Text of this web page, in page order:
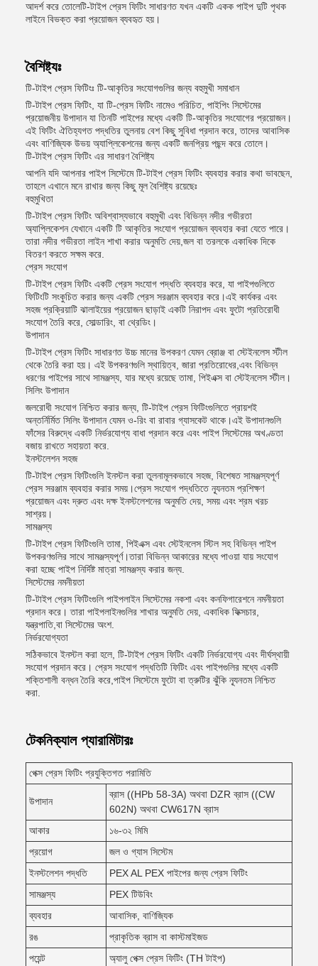
আদর্শ করে তোলেটি-টাইপ প্রেস ফিটিং সাধারণত যখন একটি একক পাইপ দুটি পৃথক
লাইনে বিভক্ত করা প্রয়োজন ব্যবহৃত হয়।
বৈশিষ্ট্যঃ
টি-টাইপ প্রেস ফিটিংঃ টি-আকৃতির সংযোগগুলির জন্য বহুমুখী সমাধান
টি-টাইপ প্রেস ফিটিং, যা টি-প্রেস ফিটিং নামেও পরিচিত, পাইপিং সিস্টেমের
প্রয়োজনীয় উপাদান যা তিনটি পাইপের মধ্যে একটি টি-আকৃতির সংযোগের প্রয়োজন।
এই ফিটিং ঐতিহ্যগত পদ্ধতির তুলনায় বেশ কিছু সুবিধা প্রদান করে, তাদের আবাসিক
এবং বাণিজ্যিক উভয় অ্যাপ্লিকেশনের জন্য একটি জনপ্রিয় পছন্দ করে তোলে।
টি-টাইপ প্রেস ফিটিং এর সাধারণ বৈশিষ্ট্য
আপনি যদি আপনার পাইপ সিস্টেমে টি-টাইপ প্রেস ফিটিং ব্যবহার করার কথা ভাবছেন,
তাহলে এখানে মনে রাখার জন্য কিছু মূল বৈশিষ্ট্য রয়েছেঃ
বহুমুখিতা
টি-টাইপ প্রেস ফিটিং অবিশ্বাস্যভাবে বহুমুখী এবং বিভিন্ন নদীর গভীরতা
অ্যাপ্লিকেশন যেখানে একটি টি আকৃতির সংযোগ প্রয়োজন ব্যবহার করা যেতে পারে।
তারা নদীর গভীরতা লাইন শাখা করার অনুমতি দেয়,জল বা তরলকে একাধিক দিকে
বিতরণ করতে সক্ষম করে.
প্রেস সংযোগ
টি-টাইপ প্রেস ফিটিং একটি প্রেস সংযোগ পদ্ধতি ব্যবহার করে, যা পাইপগুলিতে
ফিটিংটি সংকুচিত করার জন্য একটি প্রেস সরঞ্জাম ব্যবহার করে।এই কার্যকর এবং
সহজ প্রক্রিয়াটি ঝালাইয়ের প্রয়োজন ছাড়াই একটি নিরাপদ এবং ফুটো প্রতিরোধী
সংযোগ তৈরি করে, সোল্ডারিং, বা থ্রেডিং।
উপাদান
টি-টাইপ প্রেস ফিটিং সাধারণত উচ্চ মানের উপকরণ যেমন ব্রোঞ্জ বা স্টেইনলেস স্টীল
থেকে তৈরি করা হয়। এই উপকরণগুলি স্থায়িত্ব, জারা প্রতিরোধের,এবং বিভিন্ন
ধরণের পাইপের সাথে সামঞ্জস্য, যার মধ্যে রয়েছে তামা, পিইএক্স বা স্টেইনলেস স্টীল।
সিলিং উপাদান
জলরোধী সংযোগ নিশ্চিত করার জন্য, টি-টাইপ প্রেস ফিটিংগুলিতে প্রায়শই
অন্তর্নির্মিত সিলিং উপাদান যেমন ও-রিং বা রাবার গ্যাসকেট থাকে।এই উপাদানগুলি
ফাঁসের বিরুদ্ধে একটি নির্ভরযোগ্য বাধা প্রদান করে এবং পাইপ সিস্টেমের অখণ্ডতা
বজায় রাখতে সহায়তা করে.
ইনস্টলেশন সহজ
টি-টাইপ প্রেস ফিটিংগুলি ইনস্টল করা তুলনামূলকভাবে সহজ, বিশেষত সামঞ্জস্যপূর্ণ
প্রেস সরঞ্জাম ব্যবহার করার সময়।প্রেস সংযোগ পদ্ধতিতে ন্যূনতম প্রশিক্ষণ
প্রয়োজন এবং দ্রুত এবং দক্ষ ইনস্টলেশনের অনুমতি দেয়, সময় এবং শ্রম খরচ
সাশ্রয়।
সামঞ্জস্য
টি-টাইপ প্রেস ফিটিংগুলি তামা, পিইএক্স এবং স্টেইনলেস স্টিল সহ বিভিন্ন পাইপ
উপকরণগুলির সাথে সামঞ্জস্যপূর্ণ।তারা বিভিন্ন আকারের মধ্যে পাওয়া যায় সংযোগ
করা হচ্ছে পাইপ নির্দিষ্ট মাত্রা সামঞ্জস্য করার জন্য.
সিস্টেমের নমনীয়তা
টি-টাইপ প্রেস ফিটিংগুলি পাইপলাইন সিস্টেমের নকশা এবং কনফিগারেশনে নমনীয়তা
প্রদান করে। তারা পাইপলাইনগুলির শাখার অনুমতি দেয়, একাধিক ফিক্সচার,
যন্ত্রপাতি,বা সিস্টেমের অংশ.
নির্ভরযোগ্যতা
সঠিকভাবে ইনস্টল করা হলে, টি-টাইপ প্রেস ফিটিং একটি নির্ভরযোগ্য এবং দীর্ঘস্থায়ী
সংযোগ প্রদান করে। প্রেস সংযোগ পদ্ধতিটি ফিটিং এবং পাইপগুলির মধ্যে একটি
শক্তিশালী বন্ধন তৈরি করে,পাইপ সিস্টেমে ফুটো বা ত্রুটির ঝুঁকি ন্যূনতম নিশ্চিত
করা.
টেকনিক্যাল প্যারামিটারঃ
পেক্স প্রেস ফিটিং প্রযুক্তিগত পরামিতি
উপাদান
ব্রাস ((HPb 58-3A) অথবা DZR ব্রাস ((CW
602N) অথবা CW617N ব্রাস
আকার
১৬-৩২ মিমি
প্রয়োগ
জল ও গ্যাস সিস্টেম
ইনস্টলেশন পদ্ধতি
PEX AL PEX পাইপের জন্য প্রেস ফিটিং
সামঞ্জস্য
PEX টিউবিং
ব্যবহার
আবাসিক, বাণিজ্যিক
রঙ
প্রাকৃতিক ব্রাস বা কাস্টমাইজড
পয়েন্ট
অ্যালু পেক্স প্রেস ফিটিং (TH টাইপ)